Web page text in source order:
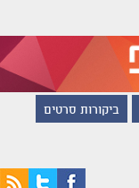
ביקורות סרטים